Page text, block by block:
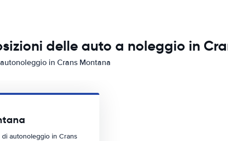
delle auto a noleggio in
in Crans Montana
autonoleggio in Crans